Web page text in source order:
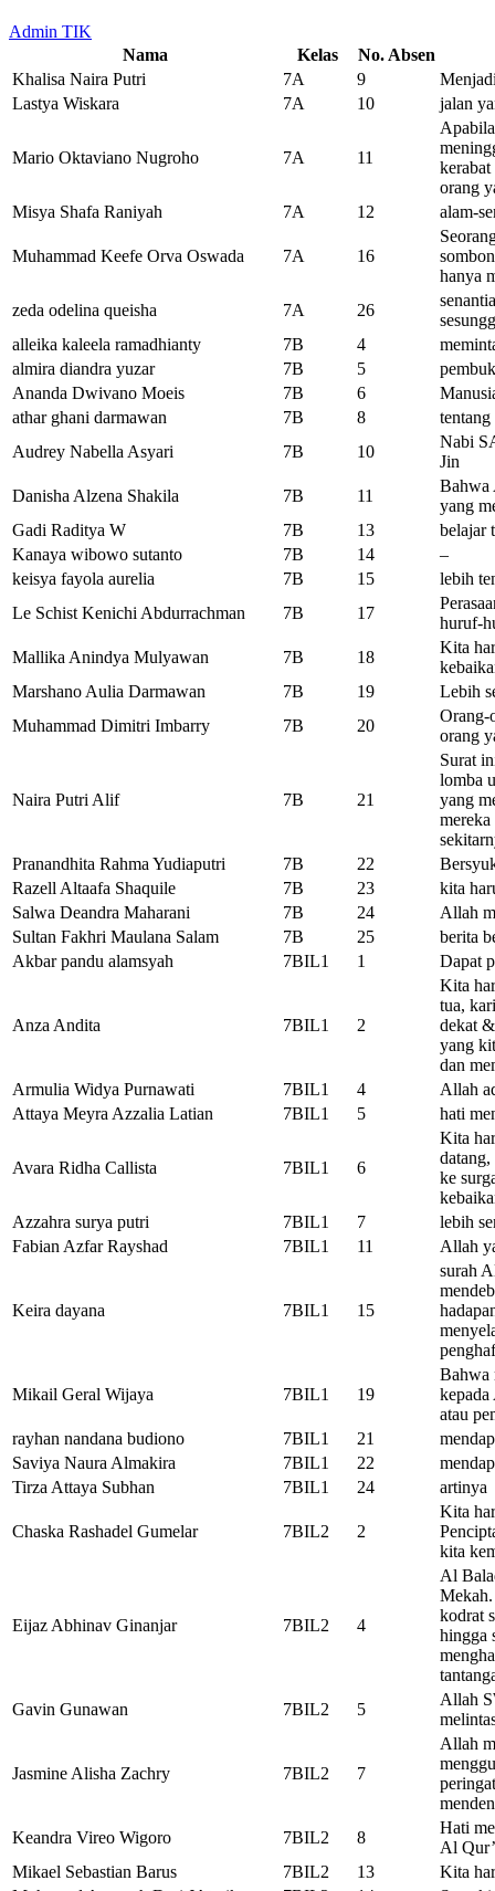
Admin TIK
Nama
Kelas
No. Absen
Khalisa Naira Putri
7A 9
Lastya Wiskara
7A 10 jalan
Mario Oktaviano Nugroho 7A 11
orang
Misya Shafa Raniyah
7A 12 alam-
Muhammad Keefe Orva Oswada 7A 16
hanya
zeda odelina queisha
7A 26
alleika kaleela ramadhianty
7B 4
almira diandra yuzar
7B 5
Ananda Dwivano Moeis
7B 6
athar ghani darmawan
7B 8
Audrey Nabella Asyari
7B 10
Nabi
Jin
Danisha Alzena Shakila
7B 11
Bahwa
yang
Gadi Raditya W
7B 13
belajar
Kanaya wibowo sutanto
7B 14
–
keisya fayola aurelia
7B 15
lebih
Le Schist Kenichi Abdurrachman
7B 17
huruf-
Mallika Anindya Mulyawan
7B 18
Kita
Marshano Aulia Darmawan
7B 19
Lebih
Muhammad Dimitri Imbarry
7B 20
Orang-
orang
Naira Putri Alif 7B 21
Surat
lomba
yang
Pranandhita Rahma Yudiaputri
7B 22
Razell Altaafa Shaquile
7B 23
kita
Salwa Deandra Maharani
7B 24
Allah
Sultan Fakhri Maulana Salam
7B 25
berita
Akbar pandu alamsyah
7BIL1 1 Dapat
Anza Andita 7BIL1 2
Kita
tua,
dekat
yang
dan
Armulia Widya Purnawati
7BIL1 4
Allah
Attaya Meyra Azzalia Latian
7BIL1 5 hati
Avara Ridha Callista 7BIL1 6
Kita
ke
Azzahra surya putri
7BIL1 7
lebih
Fabian Azfar Rayshad
7BIL1 11 Allah
Keira dayana 7BIL1 15
surah
Mikail Geral Wijaya 7BIL1 19
Bahwa
atau
rayhan nandana budiono
7BIL1 21
Saviya Naura Almakira
7BIL1 22
Tirza Attaya Subhan
7BIL1 24 artinya
Chaska Rashadel Gumelar 7BIL2 2
Kita
kita
Eijaz Abhinav Ginanjar 7BIL2 4
Al
Mekah.
kodrat
hingga
Gavin Gunawan
7BIL2 5
Allah
Jasmine Alisha Zachry 7BIL2 7
Allah
Keandra Vireo Wigoro
7BIL2 8
Hati
Al
Mikael Sebastian Barus
7BIL2 13
Kita